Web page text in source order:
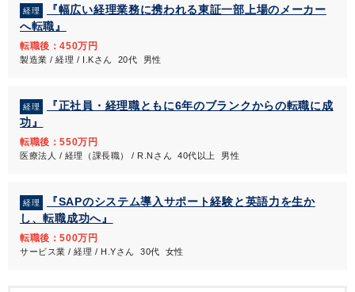
経理
『幅広い経理業務に携われる東証一部上場のメーカー
へ転職』
転職後：450万円
製造業 / 経理 / I.Kさん 20代 男性
経理
『正社員・経理職ともに6年のブランクからの転職に成
功』
転職後：550万円
医療法人 / 経理（課長職） / R.Nさん 40代以上 男性
経理
『SAPのシステム導入サポート経験と英語力を生か
し、転職成功へ』
転職後：500万円
サービス業 / 経理 / H.Yさん 30代 女性